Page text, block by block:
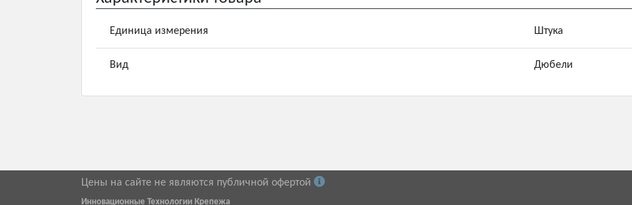
Единица измерения Штука
Вид Дюбели
Цены на сайте не являются публичной офертой
Инновационные Технологии Крепежа